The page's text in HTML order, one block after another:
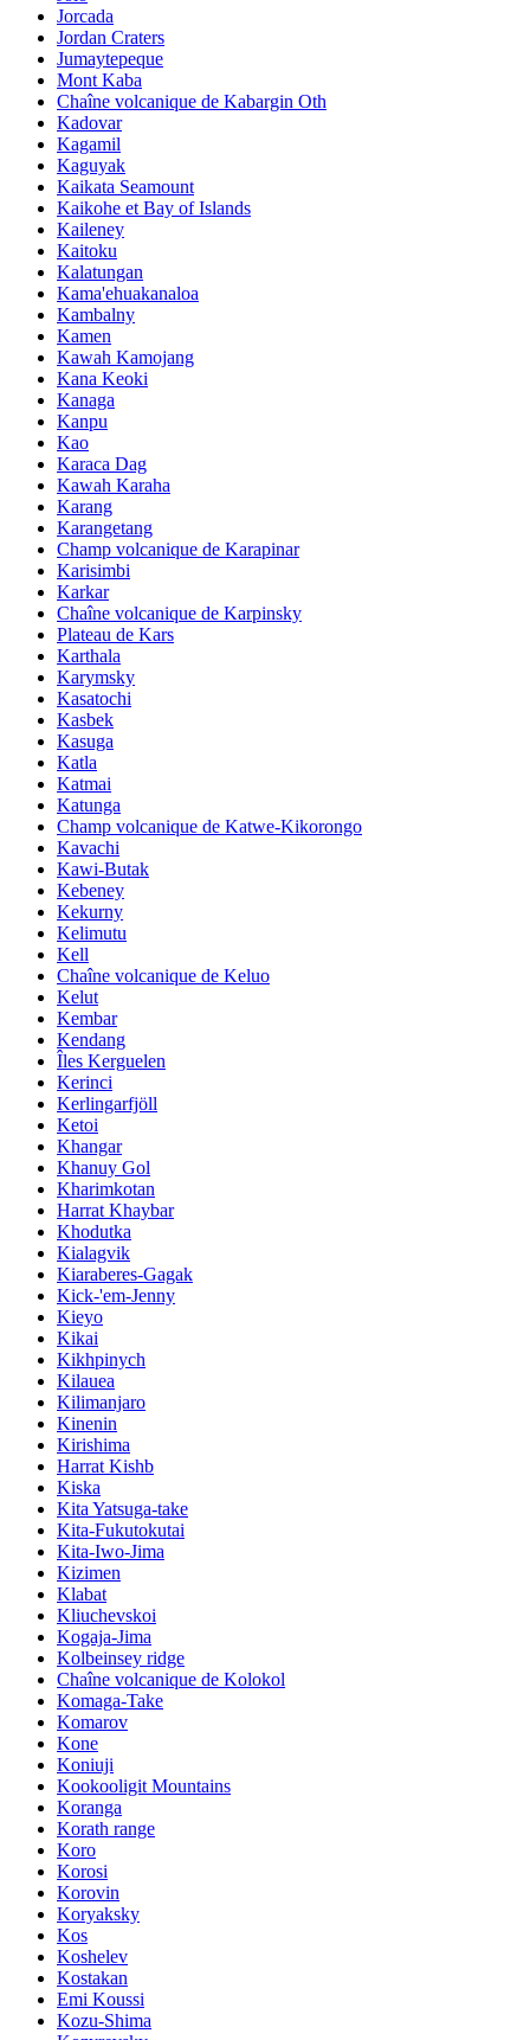
Jorcada
Jordan Craters
Jumaytepeque
Mont Kaba
Chaîne volcanique de Kabargin Oth
Kadovar
Kagamil
Kaguyak
Kaikata Seamount
Kaikohe et Bay of Islands
Kaileney
Kaitoku
Kalatungan
Kama'ehuakanaloa
Kambalny
Kamen
Kawah Kamojang
Kana Keoki
Kanaga
Kanpu
Kao
Karaca Dag
Kawah Karaha
Karang
Karangetang
Champ volcanique de Karapinar
Karisimbi
Karkar
Chaîne volcanique de Karpinsky
Plateau de Kars
Karthala
Karymsky
Kasatochi
Kasbek
Kasuga
Katla
Katmai
Katunga
Champ volcanique de Katwe-Kikorongo
Kavachi
Kawi-Butak
Kebeney
Kekurny
Kelimutu
Kell
Chaîne volcanique de Keluo
Kelut
Kembar
Kendang
Îles Kerguelen
Kerinci
Kerlingarfjöll
Ketoi
Khangar
Khanuy Gol
Kharimkotan
Harrat Khaybar
Khodutka
Kialagvik
Kiaraberes-Gagak
Kick-'em-Jenny
Kieyo
Kikai
Kikhpinych
Kilauea
Kilimanjaro
Kinenin
Kirishima
Harrat Kishb
Kiska
Kita Yatsuga-take
Kita-Fukutokutai
Kita-Iwo-Jima
Kizimen
Klabat
Kliuchevskoi
Kogaja-Jima
Kolbeinsey ridge
Chaîne volcanique de Kolokol
Komaga-Take
Komarov
Kone
Koniuji
Kookooligit Mountains
Koranga
Korath range
Koro
Korosi
Korovin
Koryaksky
Kos
Koshelev
Kostakan
Emi Koussi
Kozu-Shima